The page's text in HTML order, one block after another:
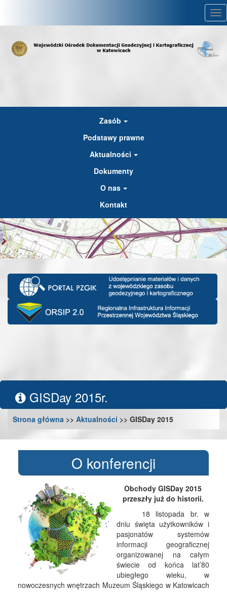
Zasób
Podstawy prawne
Aktualności
Dokumenty
O nas
Kontakt
GISDay 2015r.
Strona główna >> Aktualności >> GISDay 2015
O konferencji
Obchody GISDay 2015
przeszły już do historii.
18 listopada br. w
dniu święta użytkowników i
pasjonatów systemów
informacji geograficznej
organizowanej na całym
świecie od końca lat’80
ubiegłego wieku, w
nowoczesnych wnętrzach Muzeum Śląskiego w Katowicach